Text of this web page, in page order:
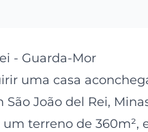
- Guarda-Mor
uma casa
João del Rei,
terreno de 360m²,